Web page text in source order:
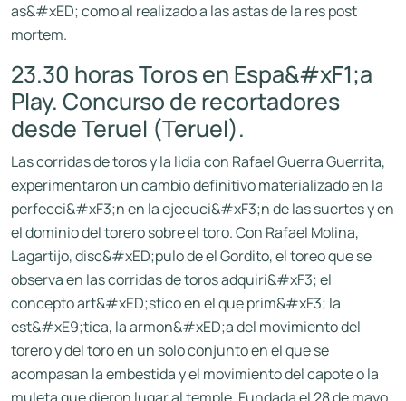
as&#xED; como al realizado a las astas de la res post
mortem.
23.30 horas Toros en Espa&#xF1;a
Play. Concurso de recortadores
desde Teruel (Teruel).
Las corridas de toros y la lidia con Rafael Guerra Guerrita,
experimentaron un cambio definitivo materializado en la
perfecci&#xF3;n en la ejecuci&#xF3;n de las suertes y en
el dominio del torero sobre el toro. Con Rafael Molina,
Lagartijo, disc&#xED;pulo de el Gordito, el toreo que se
observa en las corridas de toros adquiri&#xF3; el
concepto art&#xED;stico en el que prim&#xF3; la
est&#xE9;tica, la armon&#xED;a del movimiento del
torero y del toro en un solo conjunto en el que se
acompasan la embestida y el movimiento del capote o la